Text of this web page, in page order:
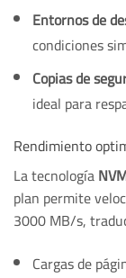
Entornos de
condiciones
Copias de
ideal para
Rendimiento
La tecnología
plan permite
3000 MB/s,
Cargas de